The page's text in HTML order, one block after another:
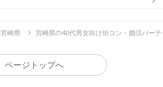
宮崎県 宮崎県の40代男女向け街コン・婚活パーテ
ページトップへ